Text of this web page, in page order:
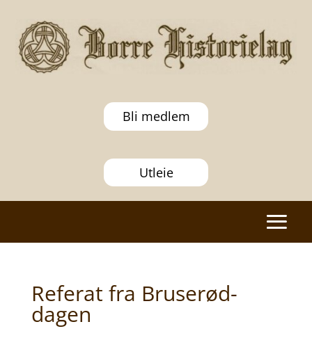
Bli medlem
Utleie
Referat fra Bruserød-
dagen